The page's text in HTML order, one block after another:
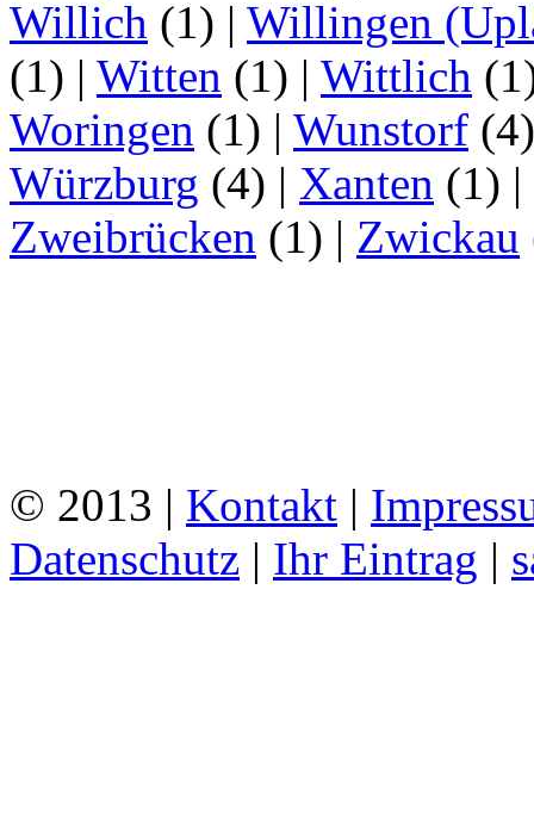
Willich (1) | Willingen
(1) | Witten (1) | Wittlich
Woringen (1) | Wunstorf
Würzburg (4) | Xanten (1) |
Zweibrücken (1) | Zwickau
© 2013 | Kontakt |
Datenschutz | Ihr Eintrag |